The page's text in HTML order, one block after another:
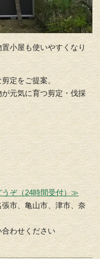
小屋も使いやすくなり
定をご提案。
元気に育つ剪定・伐採
うぞ（24時間受付）≫
張市、亀山市、津市、奈
わせください